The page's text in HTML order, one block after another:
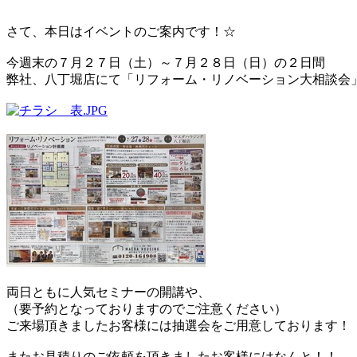
さて、本日はイベントのご案内です！☆
今週末の７月２７日（土）～７月２８日（日）の２日間
弊社、八丁堀店にて「リフォーム・リノベーション大相談
両日ともに人気セミナーの開講や、
（要予約となっておりますのでご注意ください）
ご来場頂きましたお客様には抽選会をご用意しております！